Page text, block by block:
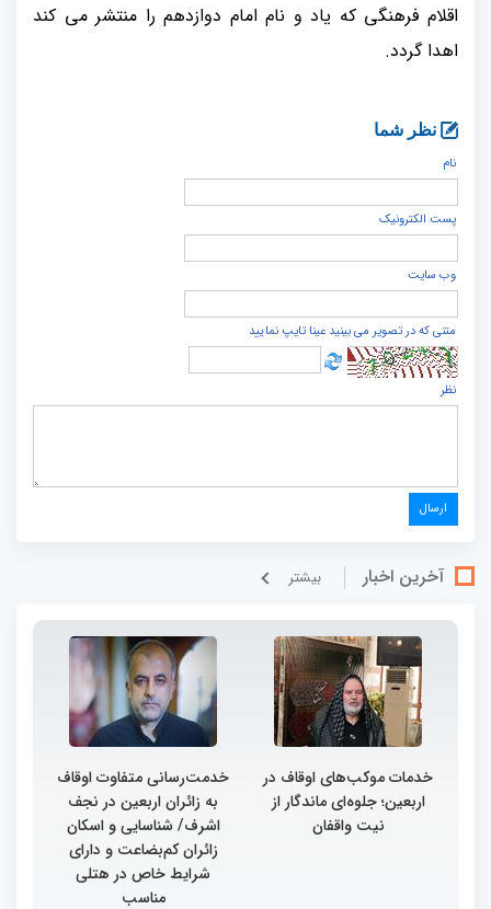
اقلام فرهنگی که یاد و نام امام دوازدهم را منتشر می کند
اهدا گردد.
نظر شما
نام
پست الكترونيک
وب سایت
متنی که در تصویر می بینید عینا تایپ نمایید
نظر
آخرین اخبار بيشتر
خدمات موکب‌های اوقاف در
اربعین؛ جلوه‌ای ماندگار از
نیت واقفان
خدمت‌رسانی متفاوت اوقاف
به زائران اربعین در نجف
اشرف/ شناسایی و اسکان
زائران کم‌بضاعت و دارای
شرایط خاص در هتلی
مناسب